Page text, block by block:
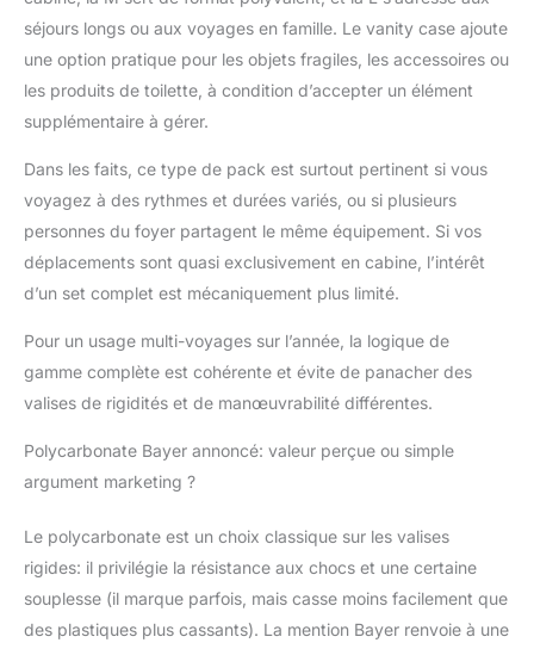
l'eau et aux rayures. ✅
Le vanity case
comprend des
des pochettes
élastiques ; toutes les
valises incluent des
poches en filet zippées,
des sangles de
maintien croisées, des
imperméables et des
séparateurs zippés,
avec une doublure effet
SERRURES TSA &
agréée TSA et 4 roues
pivotantes doubles ;
les valises moyenne et
grande sont
séjours longs ou aux voyages en famille. Le vanity case ajoute
une option pratique pour les objets fragiles, les accessoires ou
les produits de toilette, à condition d’accepter un élément
supplémentaire à gérer.
Dans les faits, ce type de pack est surtout pertinent si vous
voyagez à des rythmes et durées variés, ou si plusieurs
personnes du foyer partagent le même équipement. Si vos
déplacements sont quasi exclusivement en cabine, l’intérêt
d’un set complet est mécaniquement plus limité.
Pour un usage multi-voyages sur l’année, la logique de
gamme complète est cohérente et évite de panacher des
valises de rigidités et de manœuvrabilité différentes.
Polycarbonate Bayer annoncé: valeur perçue ou simple
argument marketing ?
Le polycarbonate est un choix classique sur les valises
rigides: il privilégie la résistance aux chocs et une certaine
souplesse (il marque parfois, mais casse moins facilement que
des plastiques plus cassants). La mention Bayer renvoie à une